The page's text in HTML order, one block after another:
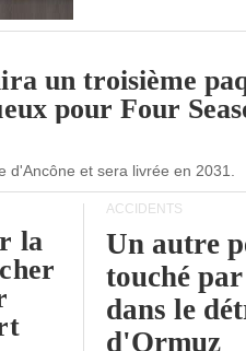
un troisième
pour Four
et sera livrée en 2031.
la
ACCIDENTS
Un autre
touché
dans le
d'Ormuz